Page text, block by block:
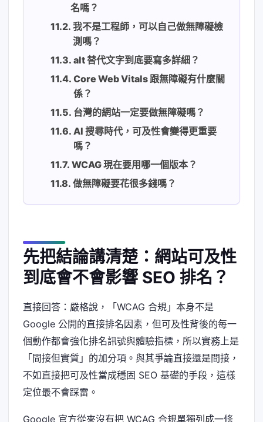
名嗎？
我不是工程師，可以自己做無障礙檢
測嗎？
alt 替代文字到底要寫多詳細？
Core Web Vitals 跟無障礙有什麼關
係？
台灣的網站一定要做無障礙嗎？
AI 搜尋時代，可及性會變得更重要
嗎？
WCAG 現在要用哪一個版本？
做無障礙要花很多錢嗎？
先把結論講清楚：網站可及性
到底會不會影響 SEO 排名？
直接回答：嚴格說，「WCAG 合規」本身不是
Google 公開的直接排名因素，但可及性背後的每一
個動作都會強化排名訊號與體驗指標，所以實務上是
「間接但實質」的加分項。與其爭論直接還是間接，
不如直接把可及性當成穩固 SEO 基礎的手段，這樣
定位最不會踩雷。
Google 官方從來沒有把 WCAG 合規單獨列成一條